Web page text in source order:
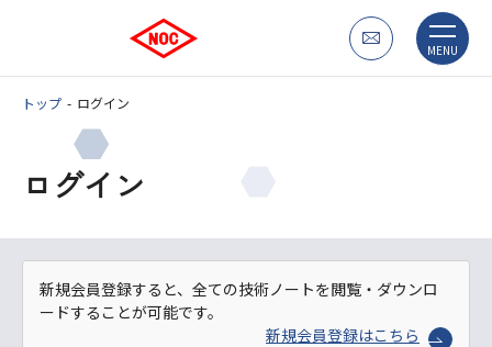
MENU
トップ ログイン
ログイン
新規会員登録すると、全ての技術ノートを閲覧・ダウンロ
ードすることが可能です。
新規会員登録はこちら